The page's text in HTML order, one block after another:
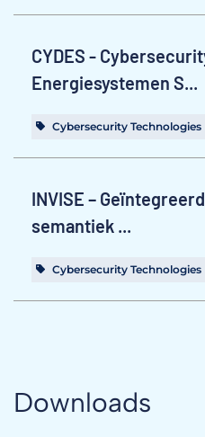
CYDES -
Energiesystemen S...
Cybersecurity Technologies
INVISE –
semantiek ...
Cybersecurity Technologies
Downloads